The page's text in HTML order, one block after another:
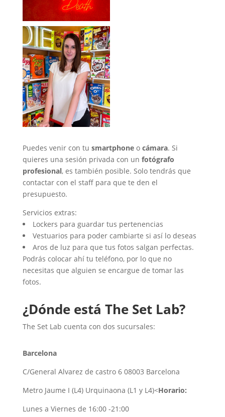
Puedes venir con tu smartphoneo cámara. Si
quieres una sesión privada con un fotógrafo
profesional, es también posible. Solo tendrás que
contactar con el staff para que te den el
presupuesto.
Servicios extras:
Lockers para guardar tus pertenencias
Vestuarios para poder cambiarte si así lo deseas
Aros de luz para que tus fotos salgan perfectas.
Podrás colocar ahí tu teléfono, por lo que no
necesitas que alguien se encargue de tomar las
fotos.
¿Dónde está The Set Lab?
The Set Lab cuenta con dos sucursales:
Barcelona
C/General Alvarez de castro 6 08003 Barcelona
Metro Jaume I (L4) Urquinaona (L1 y L4)<Horario:
Lunes a Viernes de 16:00 -21:00